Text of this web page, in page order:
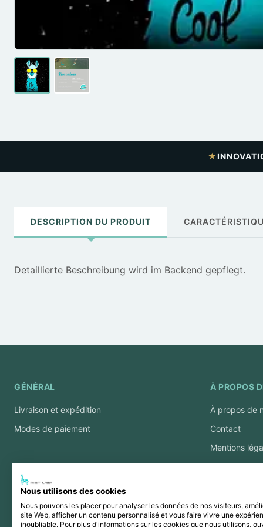
★
DESCRIPTION DU PRODUIT
Detaillierte Beschreibung wird im Backend gepflegt.
GÉNÉRAL
Livraison et expédition
Modes de paiement
À PROPOS
À propos de
Contact
Mentions
CGV
Rétractation
Nous utilisons des cookies
Nous pouvons les placer pour analyser les données de nos visiteurs,
site Web, afficher un contenu personnalisé et vous faire vivre une
inoubliable. Pour plus d'informations sur les cookies que nous utilisons,